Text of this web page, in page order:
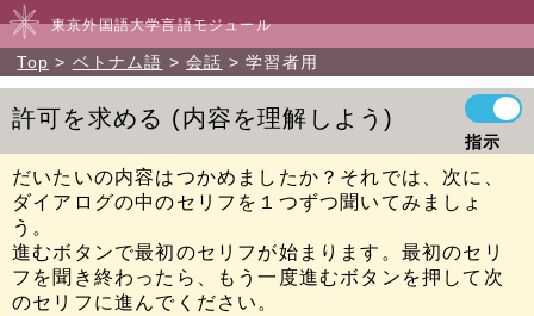
東京外国語大学言語モジュール
Top ベトナム語 会話 学習者用
許可を求める 内容を理解しよう
指示
だいたいの内容はつかめましたか？それでは、次に、
ダイアログの中のセリフを１つずつ聞いてみましょ
う。
進むボタンで最初のセリフが始まります。最初のセリ
フを聞き終わったら、もう一度進むボタンを押して次
のセリフに進んでください。